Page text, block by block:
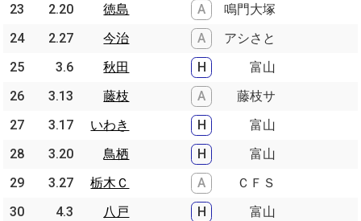
23
2.20 徳島 A
鳴門大塚
24
2.27 今治 A
アシさと
25
3.6 秋田 H
富山
26
3.13 藤枝 A
藤枝サ
27
3.17 いわき H
富山
28
3.20 鳥栖 H
富山
29
3.27 栃木Ｃ A
ＣＦＳ
30
4.3 八戸 H
富山
23
2.20
徳島
24
2.27
今治
25
3.6
秋田
26
3.13
藤枝
27
3.17
いわき
28
3.20
鳥栖
29
3.27
栃木Ｃ
30
4.3
八戸